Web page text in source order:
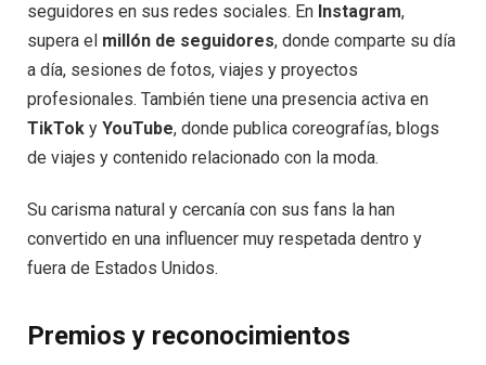
seguidores en sus redes sociales. En Instagram,
supera el millón de seguidores, donde comparte su día
a día, sesiones de fotos, viajes y proyectos
profesionales. También tiene una presencia activa en
TikTok y YouTube, donde publica coreografías, blogs
de viajes y contenido relacionado con la moda.
Su carisma natural y cercanía con sus fans la han
convertido en una influencer muy respetada dentro y
fuera de Estados Unidos.
Premios y reconocimientos